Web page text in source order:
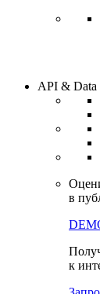
API & Data
в
к